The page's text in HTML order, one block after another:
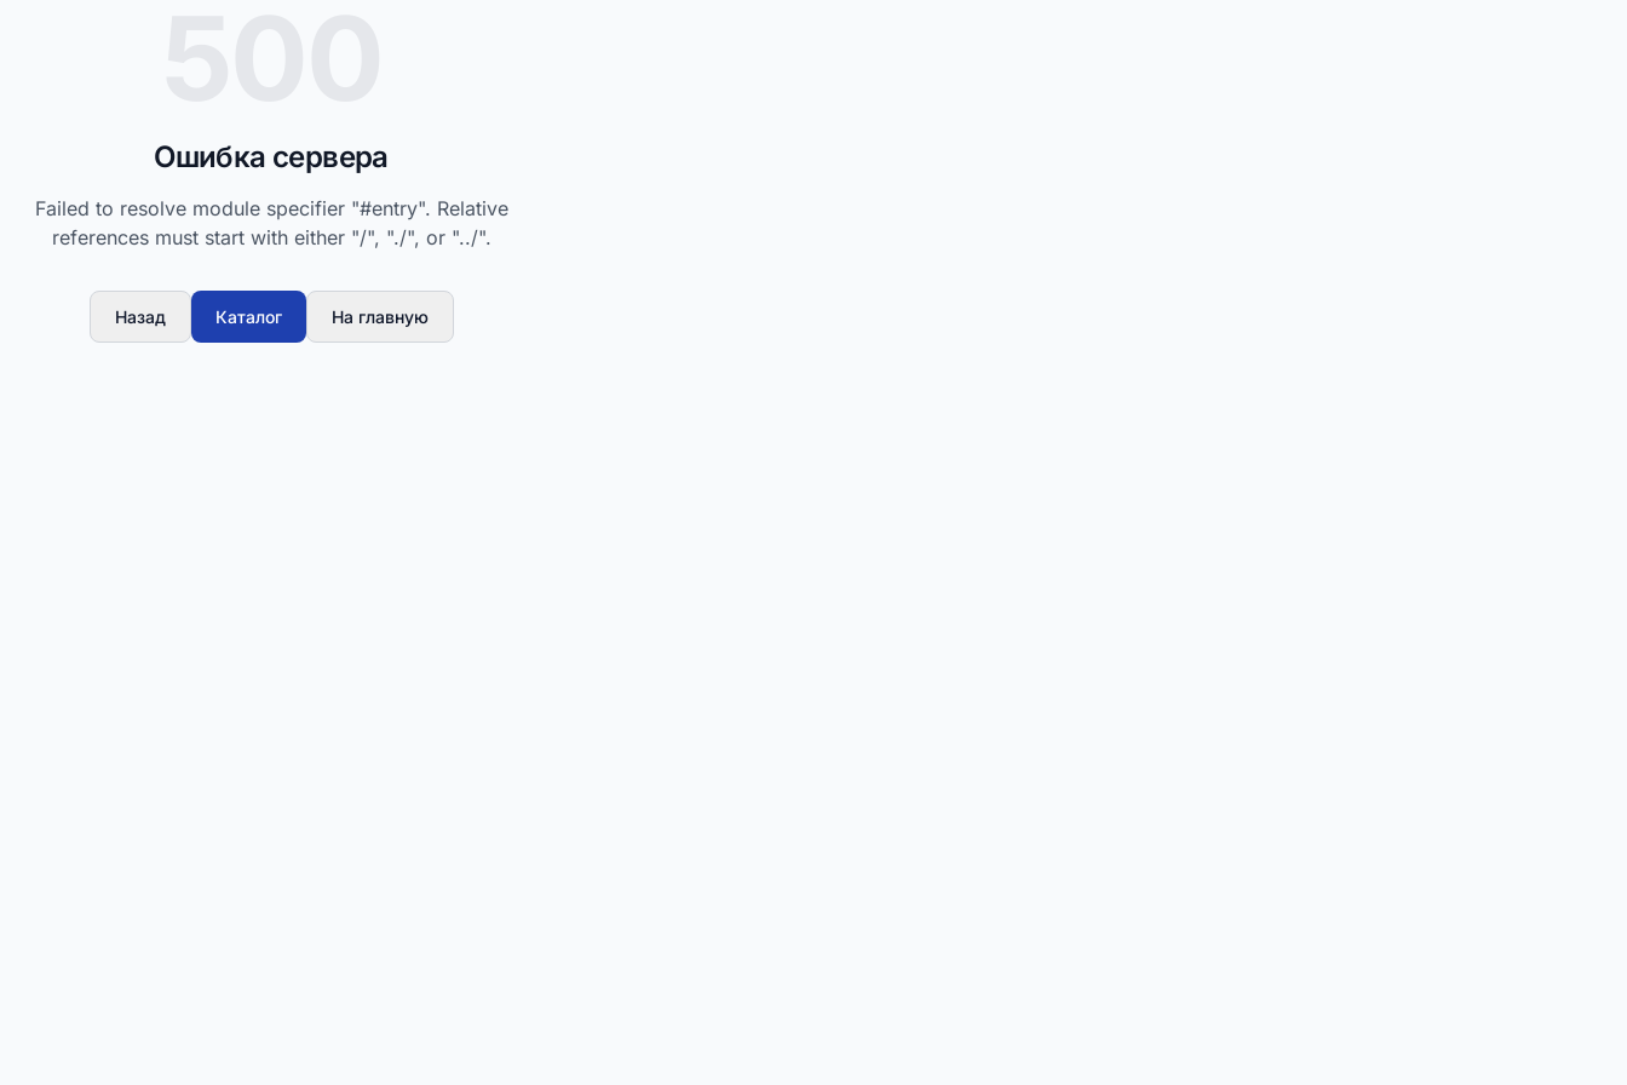
Ошибка сервера
Failed to resolve module specifier "#entry". Relative
references must start with either "/", "./", or "../".
Назад Каталог На главную